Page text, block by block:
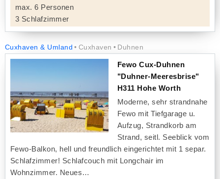
max. 6 Personen
3 Schlafzimmer
Cuxhaven & Umland Cuxhaven Duhnen
Fewo Cux-Duhnen
"Duhner-Meeresbrise"
H311 Hohe Worth
Moderne, sehr strandnahe
Fewo mit Tiefgarage u.
Aufzug, Strandkorb am
Strand, seitl. Seeblick vom
Fewo-Balkon, hell und freundlich eingerichtet mit 1 separ.
Schlafzimmer! Schlafcouch mit Longchair im
Wohnzimmer. Neues